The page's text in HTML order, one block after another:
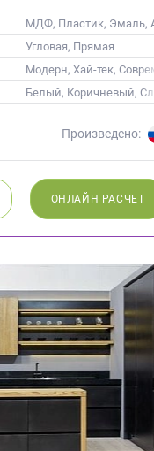
МДФ, Пластик, Эмаль,
Угловая, Прямая
Модерн, Хай-тек,
Белый, Коричневый,
Произведено:
ОНЛАЙН РАСЧЕТ